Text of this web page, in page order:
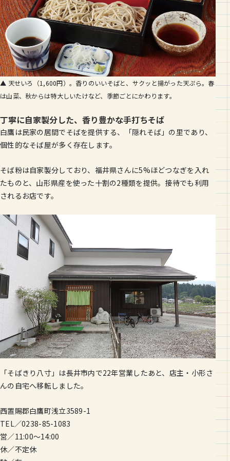
▲ 天せいろ（1,600円）。香りのいいそばと、サクッと揚がった天ぷら。春
は山菜、秋からは特大しいたけなど、季節ごとにかわります。
丁寧に自家製分した、香り豊かな手打ちそば
白鷹は民家の居間でそばを提供する、「隠れそば」の里であり、
個性的なそば屋が多く存在します。
そば粉は自家製分しており、福井県さんに5%ほどつなぎを入れ
たものと、山形県産を使った十割の2種類を提供。接待でも利用
されるお店です。
「そばきり八寸」は長井市内で22年営業したあと、店主・小形さ
んの自宅へ移転しました。
西置賜郡白鷹町浅立3589-1
TEL／0238-85-1083
営／11:00～14:00
休／不定休